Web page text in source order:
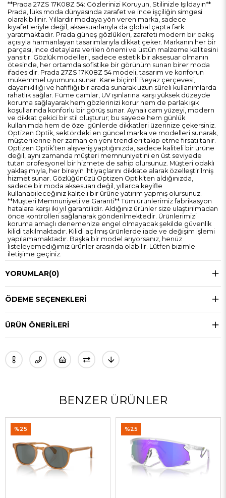
**Prada 27ZS 17K08Z 54: Gözlerinizi Koruyun, Stilinizle Işıldayın**
Prada, lüks moda dünyasında zarafet ve ince işçiliğin simgesi
olarak bilinir. Yıllardır modaya yön veren marka, sadece
kıyafetleriyle değil, aksesuarlarıyla da global çapta fark
yaratmaktadır. Prada güneş gözlükleri, zarafeti modern bir bakış
açısıyla harmanlayan tasarımlarıyla dikkat çeker. Markanın her bir
parçası, ince detaylara verilen önemi ve üstün malzeme kalitesini
yansıtır. Gözlük modelleri, sadece estetik bir aksesuar olmanın
ötesinde, her ortamda sofistike bir görünüm sunan birer moda
ifadesidir. Prada 27ZS 17K08Z 54 modeli, tasarım ve konforun
mükemmel uyumunu sunar. Kare biçimli Beyaz çerçevesi,
dayanıklılığı ve hafifliği bir arada sunarak uzun süreli kullanımlarda
rahatlık sağlar. Füme camlar, UV ışınlarına karşı yüksek düzeyde
koruma sağlayarak hem gözlerinizi korur hem de parlak ışık
koşullarında konforlu bir görüş sunar. Aynalı cam yüzeyi, modern
ve dikkat çekici bir stil oluşturur; bu sayede hem günlük
kullanımda hem de özel günlerde dikkatleri üzerinize çekersiniz.
Optizen Optik, sektördeki en güncel marka ve modelleri sunarak,
müşterilerine her zaman en yeni trendleri takip etme fırsatı tanır.
Optizen Optik’ten alışveriş yaptığınızda, sadece kaliteli bir ürüne
değil, aynı zamanda müşteri memnuniyetini en üst seviyede
tutan profesyonel bir hizmete de sahip olursunuz. Müşteri odaklı
yaklaşımıyla, her bireyin ihtiyaçlarını dikkate alarak özelleştirilmiş
hizmet sunar. Gözlüğünüzü Optizen Optik’ten aldığınızda,
sadece bir moda aksesuarı değil, yıllarca keyifle
kullanabileceğiniz kaliteli bir ürüne yatırım yapmış olursunuz.
**Müşteri Memnuniyeti ve Garanti** Tüm ürünlerimiz fabrikasyon
hatalara karşı iki yıl garantilidir. Aldığınız ürünler size ulaştırılmadan
önce kontrolleri sağlanarak gönderilmektedir. Ürünlerimizi
koruma amaçlı denemenize engel olmayacak şekilde güvenlik
kilidi takılmaktadır. Kilidi açılmış ürünlerde iade ve değişim işlemi
yapılamamaktadır. Başka bir model arıyorsanız, henüz
listeleyemediğimiz ürünler arasında olabilir. Lütfen bizimle
iletişime geçiniz.
YORUMLAR(0)
ÖDEME SEÇENEKLERI
ÜRÜN ÖNERILERI
BENZER ÜRÜNLER
%25 %25